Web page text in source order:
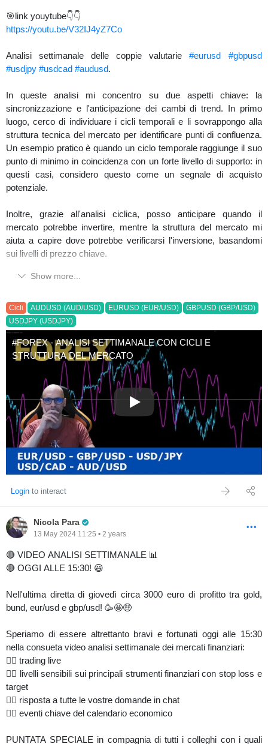
🎯link youytube👇👇
https://youtu.be/V32IJ4yZ7Co
Analisi settimanale delle coppie valutarie #eurusd
#gbpusd
#usdjpy #usdcad #audusd.
In queste analisi mi concentro su due aspetti chiave: la
sincronizzazione e l'anticipazione dei cambi di trend. In primo
luogo, cerco di individuare i cicli temporali e li sovrappongo alla
struttura tecnica del mercato per identificare punti di confluenza.
Un esempio pratico è quando un ciclo temporale raggiunge il suo
punto di minimo in coincidenza con un forte livello di supporto: in
questi casi, considero questo come un segnale di acquisto
potenziale.
Inoltre, grazie all'analisi ciclica, posso anticipare quando il
mercato potrebbe invertire, mentre la struttura del mercato mi
aiuta a capire dove potrebbe verificarsi l'inversione, basandomi
sui livelli di prezzo chiave.
analisiciclica#smartmoney
Show more...
Cicli AUDUSD (AUD/USD) EURUSD (EUR/USD)
GBPUSD (GBP/USD)
USDJPY (USDJPY)
#FOREX - ANALISI SETTIMANALE CON CICLI E
STRUTTURA DEL MERCATO
#FOREX - ANALISI
Login to interact
Nicola Para
13 May 2024 11:25 • 2 years
🔴 VIDEO ANALISI SETTIMANALE 📊
🔴 OGGI ALLE 15:30! 😃
Nell'ultima diretta di giovedì circa 3000 euro di profitto tra gold,
bund, eur/usd e gbp/usd! 🥳🤩🤑
Speriamo di essere altrettanto bravi e fortunati oggi alle 15:30
nella consueta video analisi settimanale dei mercati finanziari:
👉🏼 trading live
👉🏼 livelli sensibili sui principali strumenti finanziari con stop loss e
target
👉🏼 risposta a tutte le vostre domande in chat
👉🏼 eventi chiave del calendario economico
PUNTATA SPECIALE in compagnia di tutti i colleghi con i quali